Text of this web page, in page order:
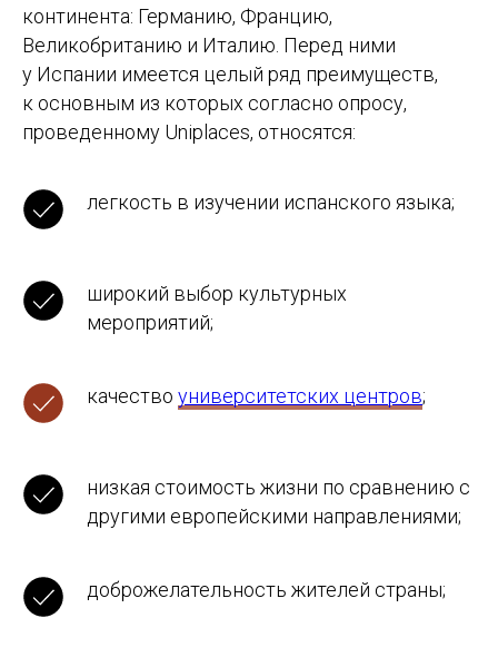
континента: Германию, Францию,
Великобританию и Италию. Перед ними
у Испании имеется целый ряд преимуществ,
к основным из которых согласно опросу,
проведенному Uniplaces, относятся:
легкость в изучении испанского языка;
широкий выбор культурных
мероприятий;
качество университетских центров;
низкая стоимость жизни по сравнению с
другими европейскими направлениями;
доброжелательность жителей страны;